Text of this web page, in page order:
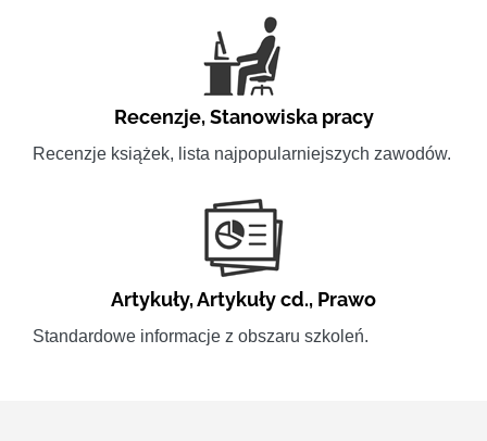
Recenzje,Stanowiska pracy
Recenzje książek, lista najpopularniejszych zawodów.
Artykuły,Artykuły cd., Prawo
Standardowe informacje z obszaru szkoleń.